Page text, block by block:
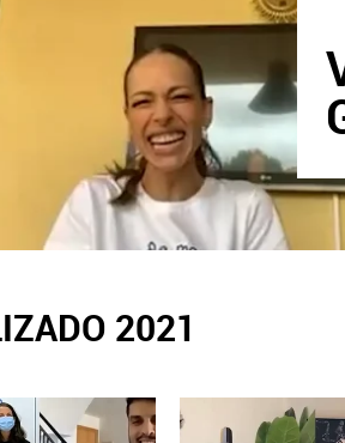
2021